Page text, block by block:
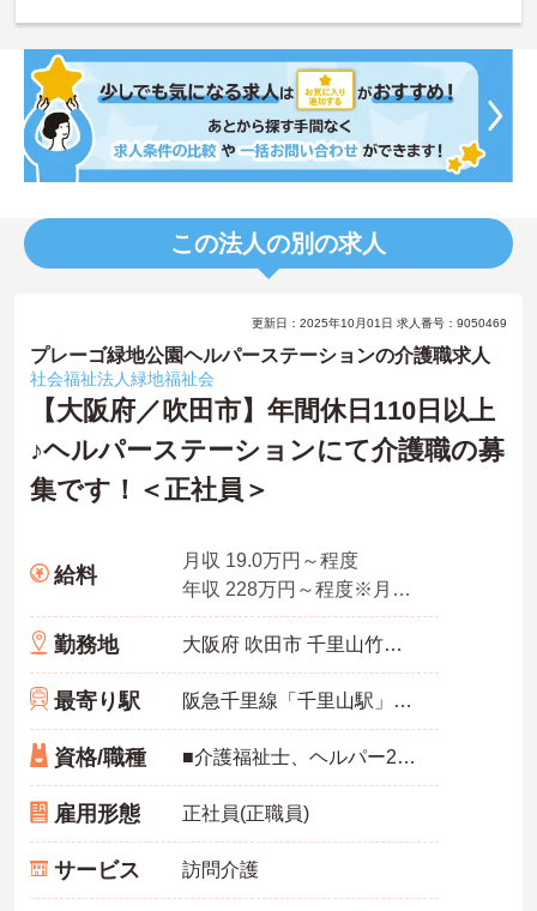
この法人の別の求人
更新日：2025年10月01日 求人番号：9050469
プレーゴ緑地公園ヘルパーステーションの介護職求人
社会福祉法人緑地福祉会
【大阪府／吹田市】年間休日110日以上
♪ヘルパーステーションにて介護職の募
集です！＜正社員＞
給料
月収 19.0万円～程度
年収 228万円～程度※月収×12ヶ月
勤務地 大阪府 吹田市 千里山竹園1丁目29番1号
最寄り駅 阪急千里線「千里山駅」徒歩12分
資格/職種 ■介護福祉士、ヘルパー2級以上、初任者研修修了者のいずれかの資格をお持ちの方 ■原付免許 ■未経験の方OK ■ブランクのある方OK
雇用形態 正社員(正職員)
サービス 訪問介護